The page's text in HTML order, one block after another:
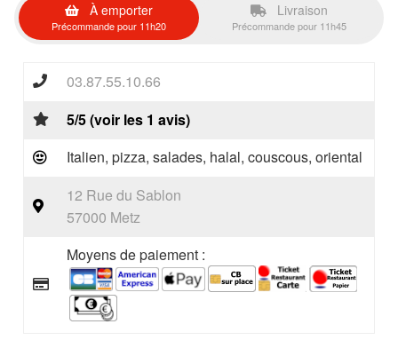
À emporter
Précommande pour 11h20
Livraison
Précommande pour 11h45
03.87.55.10.66
5/5 (voir les 1 avis)
Italien, pizza, salades, halal, couscous, oriental
12 Rue du Sablon
57000 Metz
Moyens de paiement :